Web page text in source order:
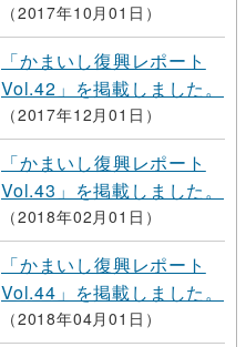
2017年10月01日
「かまいし復興レポート
Vol.42」を掲載しました。
2017年12月01日
「かまいし復興レポート
Vol.43」を掲載しました。
2018年02月01日
「かまいし復興レポート
Vol.44」を掲載しました。
2018年04月01日